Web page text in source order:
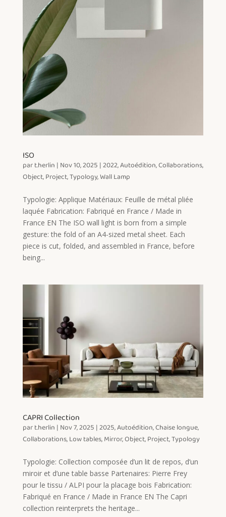
ISO
part.herlin | Nov 10, 2025 |2022,Autoédition,Collaborations,
Object,Project,Typology,Wall Lamp
Typologie: Applique Matériaux: Feuille de métal pliée
laquée Fabrication: Fabriqué en France / Made in
France EN The ISO wall light is born from a simple
gesture: the fold of an A4-sized metal sheet. Each
piece is cut, folded, and assembled in France, before
being...
CAPRI Collection
part.herlin | Nov 7, 2025 |2025,Autoédition,Chaise longue,
Collaborations,Low tables,Mirror,Object,Project,Typology
Typologie: Collection composée d’un lit de repos, d’un
miroir et d’une table basse Partenaires: Pierre Frey
pour le tissu / ALPI pour la placage bois Fabrication:
Fabriqué en France / Made in France EN The Capri
collection reinterprets the heritage...